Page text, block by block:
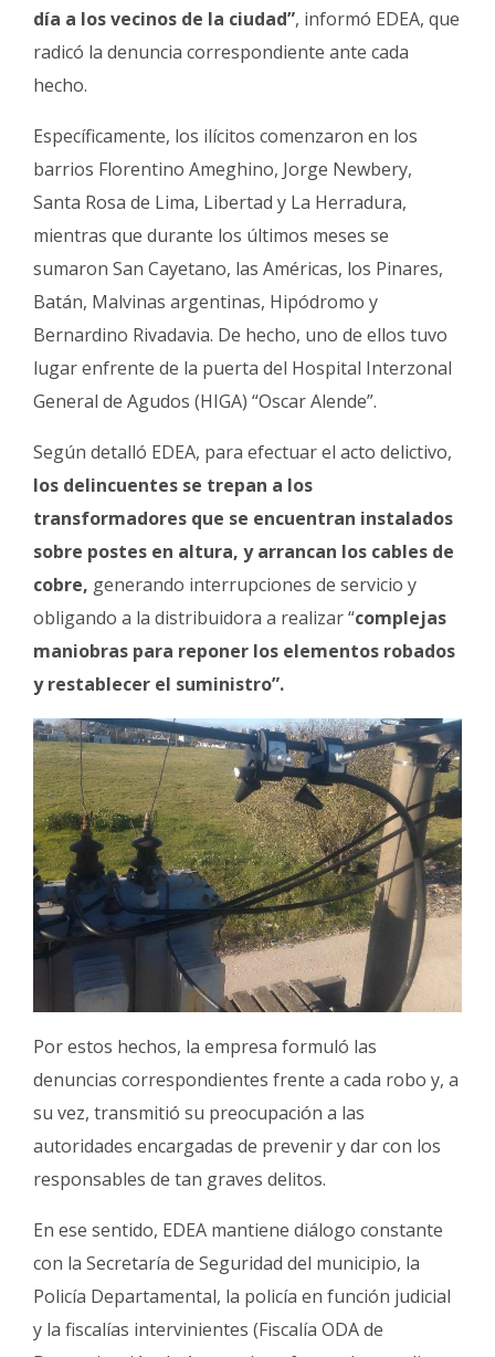
día a los vecinos de la ciudad”, informó EDEA, que
radicó la denuncia correspondiente ante cada
hecho.
Específicamente, los ilícitos comenzaron en los
barrios Florentino Ameghino, Jorge Newbery,
Santa Rosa de Lima, Libertad y La Herradura,
mientras que durante los últimos meses se
sumaron San Cayetano, las Américas, los Pinares,
Batán, Malvinas argentinas, Hipódromo y
Bernardino Rivadavia. De hecho, uno de ellos tuvo
lugar enfrente de la puerta del Hospital Interzonal
General de Agudos (HIGA) “Oscar Alende”.
Según detalló EDEA, para efectuar el acto delictivo,
los delincuentes se trepan a los
transformadores que se encuentran instalados
sobre postes en altura, y arrancan los cables de
cobre, generando interrupciones de servicio y
obligando a la distribuidora a realizar “complejas
maniobras para reponer los elementos robados
y restablecer el suministro”.
Por estos hechos, la empresa formuló las
denuncias correspondientes frente a cada robo y, a
su vez, transmitió su preocupación a las
autoridades encargadas de prevenir y dar con los
responsables de tan graves delitos.
En ese sentido, EDEA mantiene diálogo constante
con la Secretaría de Seguridad del municipio, la
Policía Departamental, la policía en función judicial
y la fiscalías intervinientes (Fiscalía ODA de